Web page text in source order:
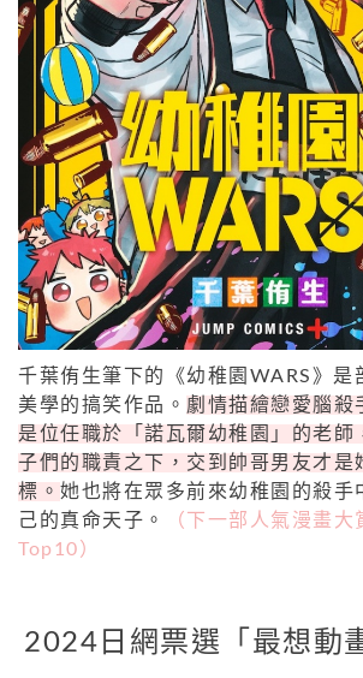
千葉侑生筆下的《幼稚園WARS》是
美學的搞笑作品。 劇情描繪戀愛腦殺
是位任職於「諾瓦爾幼稚園」的老師
子們的職責之下，交到帥哥男友才是
標。 她也將在眾多前來幼稚園的殺手
己的真命天子。
（下一部人氣漫畫
Top10）
2024日網票選「最想動